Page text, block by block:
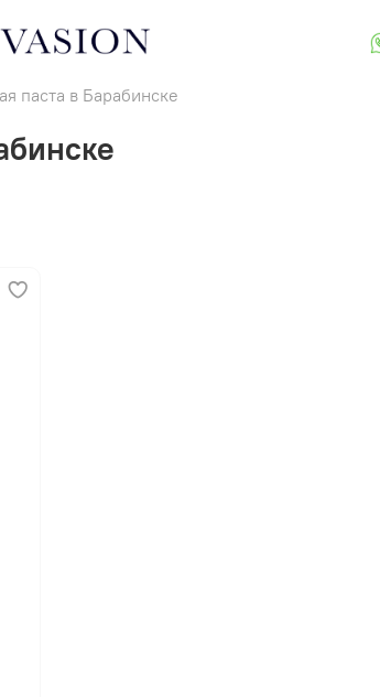
паста в Барабинске